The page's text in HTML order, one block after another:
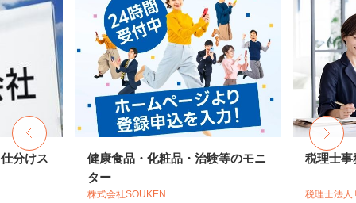
分けス
健康食品・化粧品・治験等のモニ
ター
株式会社SOUKEN
税理士事
税理士法人